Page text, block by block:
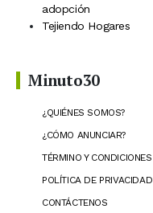
adopción
Tejiendo Hogares
Minuto30
¿QUIÉNES SOMOS?
¿CÓMO ANUNCIAR?
TÉRMINO Y CONDICIONES
POLÍTICA DE PRIVACIDAD
CONTÁCTENOS